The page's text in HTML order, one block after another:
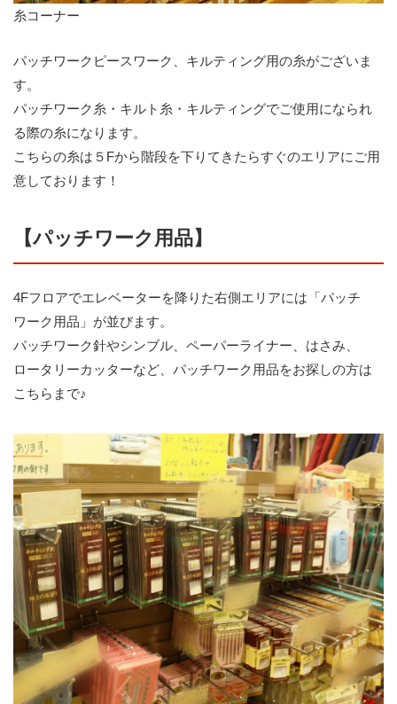
糸コーナー
パッチワークピースワーク、キルティング用の糸がございま
す。
パッチワーク糸・キルト糸・キルティングでご使用になられ
る際の糸になります。
こちらの糸は５Fから階段を下りてきたらすぐのエリアにご用
意しております！
【パッチワーク用品】
4Fフロアでエレベーターを降りた右側エリアには「パッチ
ワーク用品」が並びます。
パッチワーク針やシンブル、ペーパーライナー、はさみ、
ロータリーカッターなど、パッチワーク用品をお探しの方は
こちらまで♪